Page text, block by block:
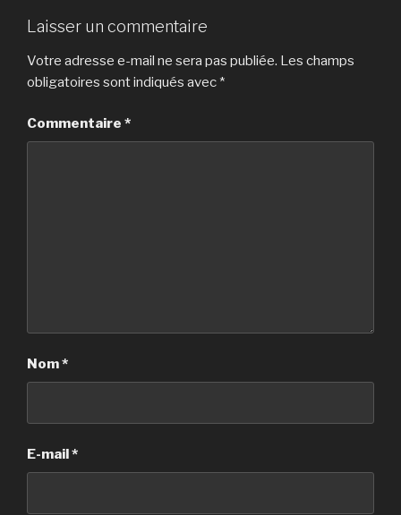
Laisser un commentaire
Votre adresse e-mail ne sera pas publiée. Les champs
obligatoires sont indiqués avec *
Commentaire *
Nom*
E-mail *